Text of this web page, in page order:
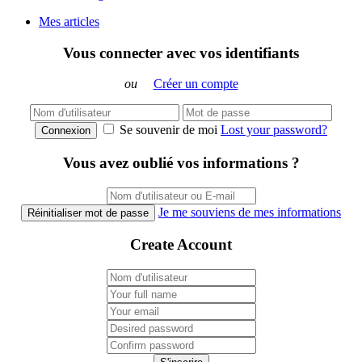
Mes articles
Vous connecter avec vos identifiants
ou Créer un compte
Connexion Se souvenir de moi Lost your password?
Vous avez oublié vos informations ?
Réinitialiser mot de passe Je me souviens de mes informations
Create Account